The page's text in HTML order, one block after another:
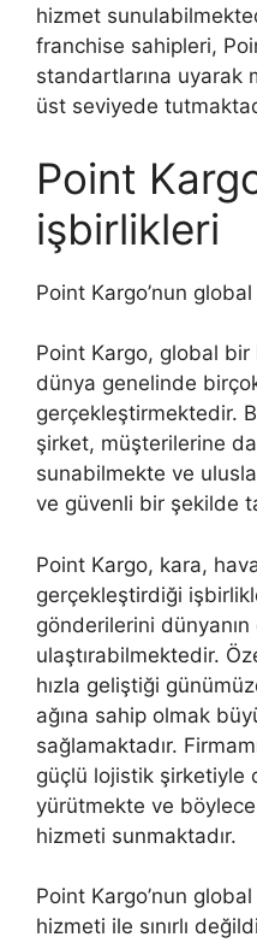
hizmet
franchise sahipleri,
standartlarına uyarak
üst seviyede
Point
işbirlikleri
Point Kargo’nun
Point Kargo, global
dünya genelinde
gerçekleştirmektedir.
şirket, müşterilerine
sunabilmekte ve
ve güvenli bir şekilde
Point Kargo, kara,
gerçekleştirdiği
gönderilerini
ulaştırabilmektedir.
hızla geliştiği
ağına sahip olmak
sağlamaktadır.
güçlü lojistik şirketiyle
yürütmekte ve
hizmeti sunmaktadır.
Point Kargo’nun
hizmeti ile sınırlı